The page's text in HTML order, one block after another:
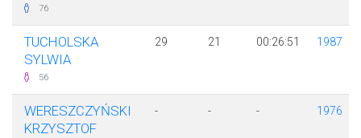
76
TUCHOLSKA
SYLWIA
56
29 21 00:26:51 1987
WERESZCZYŃSKI
KRZYSZTOF
- - - 1976